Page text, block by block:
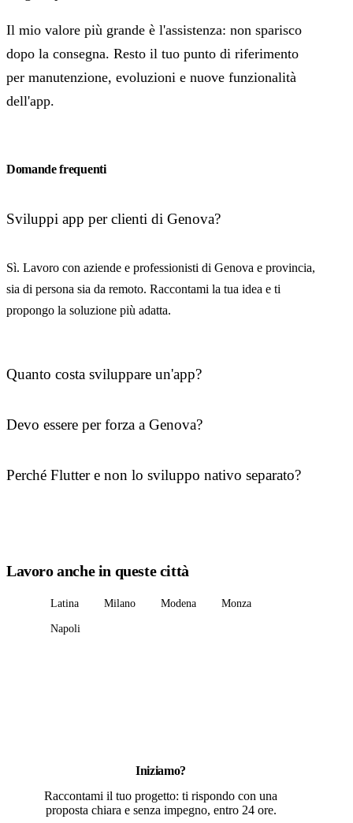
Il mio valore più grande è l'assistenza: non sparisco
dopo la consegna. Resto il tuo punto di riferimento
per manutenzione, evoluzioni e nuove funzionalità
dell'app.
Domande frequenti
Sviluppi app per clienti di Genova?
Sì. Lavoro con aziende e professionisti di Genova e provincia,
sia di persona sia da remoto. Raccontami la tua idea e ti
propongo la soluzione più adatta.
Quanto costa sviluppare un'app?
Devo essere per forza a Genova?
Perché Flutter e non lo sviluppo nativo separato?
Lavoro anche in queste città
Latina Milano Modena
Monza
Napoli
Iniziamo?
Raccontami il tuo progetto: ti rispondo con una
proposta chiara e senza impegno, entro 24 ore.